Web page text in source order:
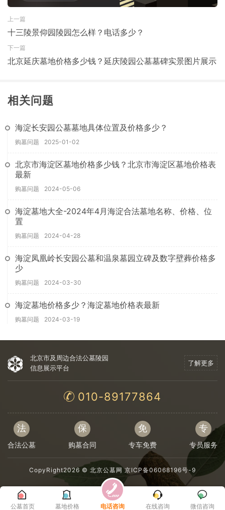
公墓首页 墓地价格 电话咨询 在线咨询 微信咨询
上一篇
十三陵景仰园陵园怎么样？电话多少？
下一篇
北京延庆墓地价格多少钱？延庆陵园公墓墓碑实景图片展示
相关问题
海淀长安园公墓墓地具体位置及价格多少？
购墓问题 2025-01-02
北京市海淀区墓地价格多少钱？北京市海淀区墓地价格表
最新
购墓问题 2024-05-06
海淀墓地大全-2024年4月海淀合法墓地名称、价格、位
置
购墓问题 2024-04-28
海淀凤凰岭长安园公墓和温泉墓园立碑及数字壁葬价格多
少
购墓问题 2024-03-30
海淀墓地价格多少？海淀墓地价格表最新
购墓问题 2024-03-19
北京市及周边合法公墓陵园
信息展示平台
了解更多
010-89177864
法
合法公墓
保
购墓合同
免
专车免费
专
专员服务
CopyRight2026 © 北京公墓网 京ICP备06068196号-9